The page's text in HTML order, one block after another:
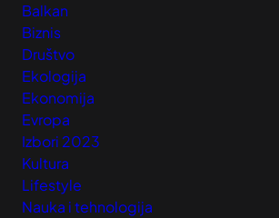
Balkan
Biznis
Društvo
Ekologija
Ekonomija
Evropa
Izbori 2023
Kultura
Lifestyle
Nauka i tehnologija